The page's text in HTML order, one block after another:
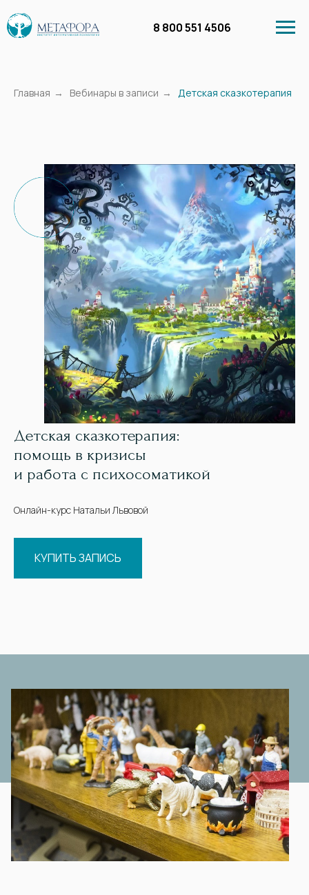
Курсы Бесплатное обучение Вебинары в
8 800 551 4506
Главная → Вебинары в записи → Детская сказкотерапия
Детская сказкотерапия:
помощь в кризисы
и работа с психосоматикой
Онлайн-курс Натальи Львовой
КУПИТЬ ЗАПИСЬ